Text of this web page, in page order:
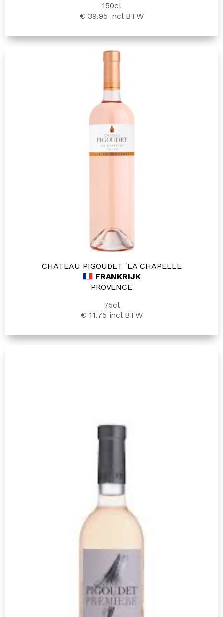
150cl
€ 39.95 incl BTW
CHATEAU PIGOUDET 'LA CHAPELLE
FRANKRIJK
PROVENCE
75cl
€ 11.75 incl BTW